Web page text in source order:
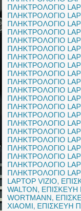
ΠΛΗΚΤΡΟΛΟΓΙΟ
ΠΛΗΚΤΡΟΛΟΓΙΟ
ΠΛΗΚΤΡΟΛΟΓΙΟ
ΠΛΗΚΤΡΟΛΟΓΙΟ
ΠΛΗΚΤΡΟΛΟΓΙΟ
ΠΛΗΚΤΡΟΛΟΓΙΟ
ΠΛΗΚΤΡΟΛΟΓΙΟ
ΠΛΗΚΤΡΟΛΟΓΙΟ
ΠΛΗΚΤΡΟΛΟΓΙΟ
ΠΛΗΚΤΡΟΛΟΓΙΟ
ΠΛΗΚΤΡΟΛΟΓΙΟ
ΠΛΗΚΤΡΟΛΟΓΙΟ
ΠΛΗΚΤΡΟΛΟΓΙΟ
ΠΛΗΚΤΡΟΛΟΓΙΟ
ΠΛΗΚΤΡΟΛΟΓΙΟ
ΠΛΗΚΤΡΟΛΟΓΙΟ
ΠΛΗΚΤΡΟΛΟΓΙΟ
ΠΛΗΚΤΡΟΛΟΓΙΟ
ΠΛΗΚΤΡΟΛΟΓΙΟ
ΠΛΗΚΤΡΟΛΟΓΙΟ
ΠΛΗΚΤΡΟΛΟΓΙΟ
LAPTOP VIZIO,
WALTON, ΕΠΙΣΚΕΥΗ
WORTMANN,
XIAOMI, ΕΠΙΣΚΕΥΗ